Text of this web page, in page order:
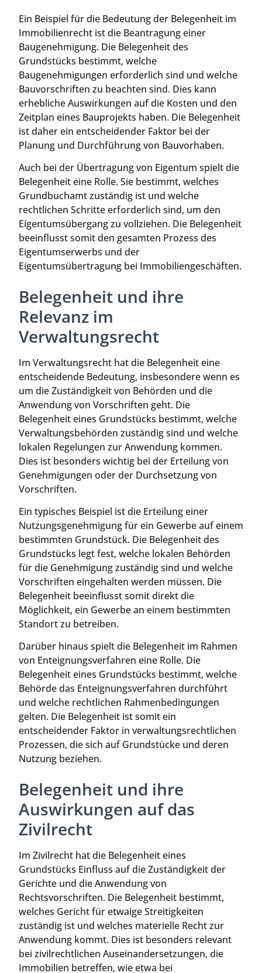
Ein Beispiel für die Bedeutung der Belegenheit im
Immobilienrecht ist die Beantragung einer
Baugenehmigung. Die Belegenheit des
Grundstücks bestimmt, welche
Baugenehmigungen erforderlich sind und welche
Bauvorschriften zu beachten sind. Dies kann
erhebliche Auswirkungen auf die Kosten und den
Zeitplan eines Bauprojekts haben. Die Belegenheit
ist daher ein entscheidender Faktor bei der
Planung und Durchführung von Bauvorhaben.
Auch bei der Übertragung von Eigentum spielt die
Belegenheit eine Rolle. Sie bestimmt, welches
Grundbuchamt zuständig ist und welche
rechtlichen Schritte erforderlich sind, um den
Eigentumsübergang zu vollziehen. Die Belegenheit
beeinflusst somit den gesamten Prozess des
Eigentumserwerbs und der
Eigentumsübertragung bei Immobiliengeschäften.
Belegenheit und ihre
Relevanz im
Verwaltungsrecht
Im Verwaltungsrecht hat die Belegenheit eine
entscheidende Bedeutung, insbesondere wenn es
um die Zuständigkeit von Behörden und die
Anwendung von Vorschriften geht. Die
Belegenheit eines Grundstücks bestimmt, welche
Verwaltungsbehörden zuständig sind und welche
lokalen Regelungen zur Anwendung kommen.
Dies ist besonders wichtig bei der Erteilung von
Genehmigungen oder der Durchsetzung von
Vorschriften.
Ein typisches Beispiel ist die Erteilung einer
Nutzungsgenehmigung für ein Gewerbe auf einem
bestimmten Grundstück. Die Belegenheit des
Grundstücks legt fest, welche lokalen Behörden
für die Genehmigung zuständig sind und welche
Vorschriften eingehalten werden müssen. Die
Belegenheit beeinflusst somit direkt die
Möglichkeit, ein Gewerbe an einem bestimmten
Standort zu betreiben.
Darüber hinaus spielt die Belegenheit im Rahmen
von Enteignungsverfahren eine Rolle. Die
Belegenheit eines Grundstücks bestimmt, welche
Behörde das Enteignungsverfahren durchführt
und welche rechtlichen Rahmenbedingungen
gelten. Die Belegenheit ist somit ein
entscheidender Faktor in verwaltungsrechtlichen
Prozessen, die sich auf Grundstücke und deren
Nutzung beziehen.
Belegenheit und ihre
Auswirkungen auf das
Zivilrecht
Im Zivilrecht hat die Belegenheit eines
Grundstücks Einfluss auf die Zuständigkeit der
Gerichte und die Anwendung von
Rechtsvorschriften. Die Belegenheit bestimmt,
welches Gericht für etwaige Streitigkeiten
zuständig ist und welches materielle Recht zur
Anwendung kommt. Dies ist besonders relevant
bei zivilrechtlichen Auseinandersetzungen, die
Immobilien betreffen, wie etwa bei